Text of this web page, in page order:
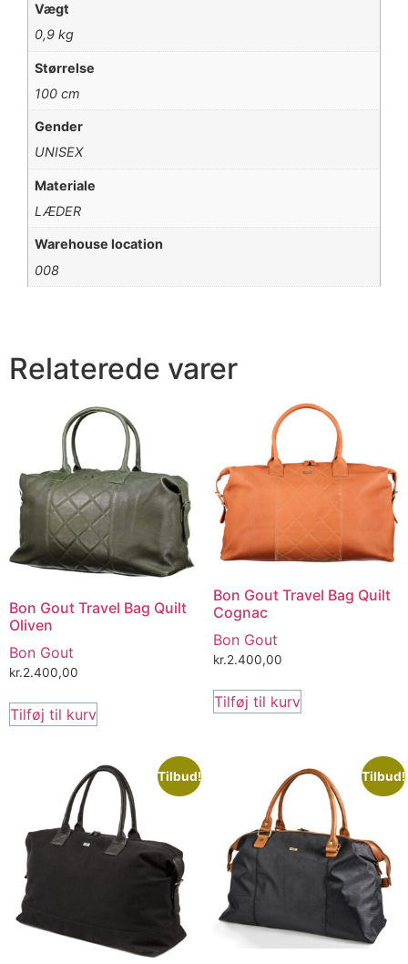
Vægt
0,9 kg
Størrelse
100 cm
Gender
UNISEX
Materiale
LÆDER
Warehouse location
008
Relaterede varer
Bon Gout Travel Bag Quilt
Oliven
Bon Gout
kr.2.400,00
Tilføj til kurv
Bon Gout Travel Bag Quilt
Cognac
Bon Gout
kr.2.400,00
Tilføj til kurv
Tilbud! Tilbud!